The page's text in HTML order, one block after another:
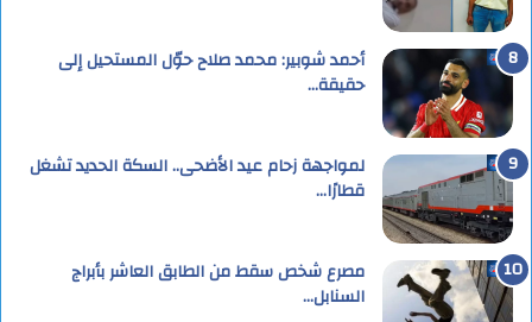
أحمد شوبير: محمد صلاح حوّل المستحيل إلى
حقيقة…
لمواجهة زحام عيد الأضحى.. السكة الحديد تشغل
قطارًا…
مصرع شخص سقط من الطابق العاشر بأبراج
السنابل…